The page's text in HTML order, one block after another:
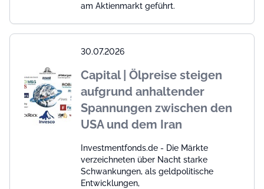
am Aktienmarkt geführt.
30.07.2026
Capital | Ölpreise steigen
aufgrund anhaltender
Spannungen zwischen den
USA und dem Iran
Investmentfonds.de - Die Märkte
verzeichneten über Nacht starke
Schwankungen, als geldpolitische
Entwicklungen,